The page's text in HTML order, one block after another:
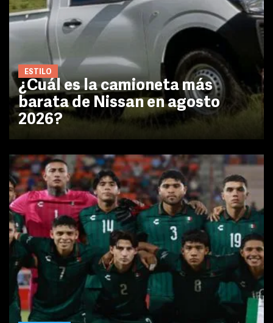
ESTILO
¿Cuál es la camioneta más
barata de Nissan en agosto
2026?